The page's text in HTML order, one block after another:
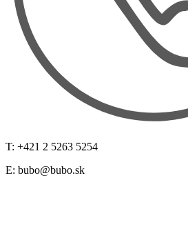
T: +421 2 5263 5254
E: bubo@bubo.sk